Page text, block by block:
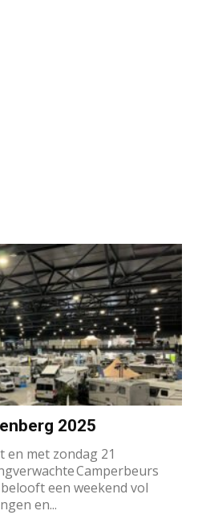
2025
met zondag 21
Camperbeurs
een weekend vol
en...